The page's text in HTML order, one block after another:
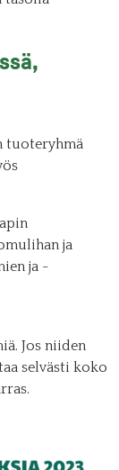
tuoteryhmä
ja
ja -
Jos niiden
selvästi koko